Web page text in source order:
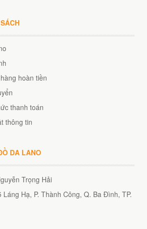
hoàn tiền
thanh toán
thông tin
DA LANO
Trọng Hải
Láng Hạ, P. Thành Công, Q. Ba Đình, TP.